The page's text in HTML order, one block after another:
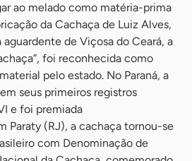
ao melado como matéria-prima
da Cachaça de Luiz Alves,
aguardente de Viçosa do Ceará, a
foi reconhecida como
pelo estado. No Paraná, a
seus primeiros registros
e foi premiada
Paraty (RJ), a cachaça tornou-se
com Denominação de